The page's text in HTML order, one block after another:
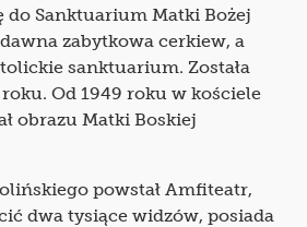
do Sanktuarium Matki Bożej
zabytkowa cerkiew, a
sanktuarium. Została
Od 1949 roku w kościele
obrazu Matki Boskiej
powstał Amfiteatr,
dwa tysiące widzów, posiada